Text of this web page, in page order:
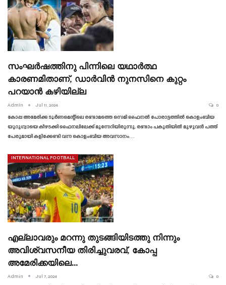
സംഘർഷത്തിനു പിന്നിലെ യഥാർത്ഥ
കാരണമിതാണ്, ഡാർവിൻ നുനസിനെ കുറ്റം
പറയാൻ കഴിയില്ല
Admin Jul 11, 2024 0
കോപ്പ അമേരിക്ക ടൂർണമെന്റിലെ രണ്ടാമത്തെ സെമി ഫൈനൽ പോരാട്ടത്തിൽ കൊളംബിയ
യുറുഗ്വായെ കീഴടക്കി ഫൈനലിലേക്ക് മുന്നേറിയിരുന്നു. രണ്ടാം പകുതിയിൽ മുഴുവൻ പത്ത്
പേരുമായി കളിക്കേണ്ടി വന്ന കൊളംബിയ അവസാനം…
INTERNATIONAL FOOTBALL
എല്ലാവരും മറന്നു തുടങ്ങിയിടത്തു നിന്നും
അവിശ്വസനീയ തിരിച്ചുവരവ്, കോപ്പ
അമേരിക്കയിലെ…
Admin Jul 7, 2024 0